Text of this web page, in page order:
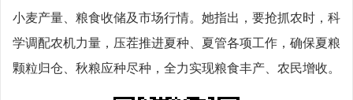
小麦产量、粮食收储及市场行情。她指出，要抢抓农时，科
学调配农机力量，压茬推进夏种、夏管各项工作，确保夏粮
颗粒归仓、秋粮应种尽种，全力实现粮食丰产、农民增收。